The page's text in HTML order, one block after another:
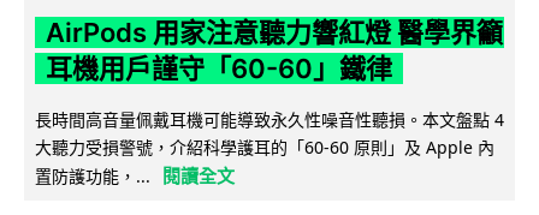
AirPods 用家注意聽力響紅燈 醫學界籲
耳機用戶謹守「60-60」鐵律
長時間高音量佩戴耳機可能導致永久性噪音性聽損。本文盤點 4
大聽力受損警號，介紹科學護耳的「60-60 原則」及 Apple 內
置防護功能，...
閱讀全文